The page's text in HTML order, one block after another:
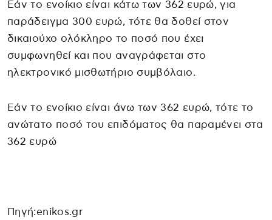
Εάν το ενοίκιο είναι κάτω των 362 ευρώ, για
παράδειγμα 300 ευρώ, τότε θα δοθεί στον
δικαιούχο ολόκληρο το ποσό που έχει
συμφωνηθεί και που αναγράφεται στο
ηλεκτρονικό μισθωτήριο συμβόλαιο.
Εάν το ενοίκιο είναι άνω των 362 ευρώ, τότε το
ανώτατο ποσό του επιδόματος θα παραμένει στα
362 ευρώ
Πηγή:enikos.gr